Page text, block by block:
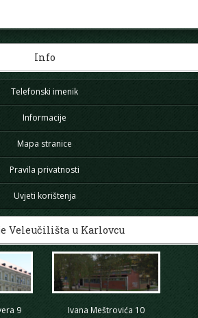
Info
Telefonski imenik
Informacije
Mapa stranice
Pravila privatnosti
Uvjeti korištenja
Veleučilišta u Karlovcu
9 Ivana Meštrovića 10